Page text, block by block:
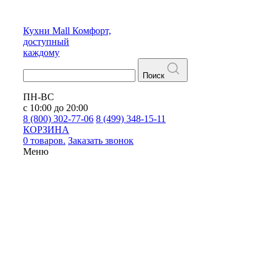
Кухни Mall Комфорт,
доступный
каждому
Поиск
ПН-ВС
с 10:00 до 20:00
8 (800) 302-77-06 8 (499) 348-15-11
КОРЗИНА
0 товаров. Заказать звонок
Меню